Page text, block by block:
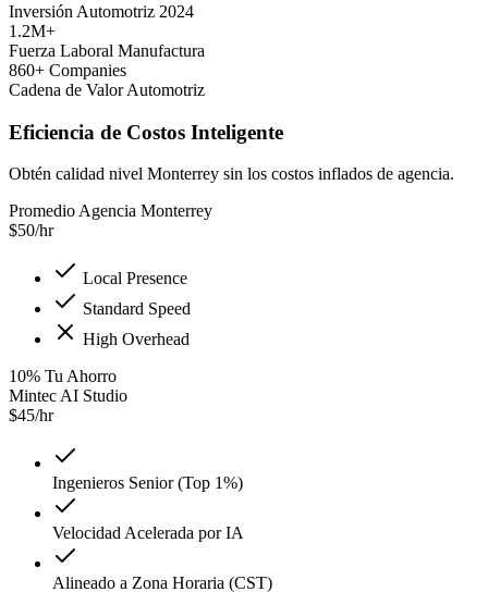
Inversión Automotriz 2024
1.2M+
Fuerza Laboral Manufactura
860+ Companies
Cadena de Valor Automotriz
Eficiencia de Costos Inteligente
Obtén calidad nivel Monterrey sin los costos inflados de agencia.
Promedio Agencia Monterrey
$50/hr
Local Presence
Standard Speed
High Overhead
10% Tu Ahorro
Mintec AI Studio
$45/hr
Ingenieros Senior (Top 1%)
Velocidad Acelerada por IA
Alineado a Zona Horaria (CST)